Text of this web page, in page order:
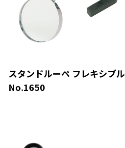
スタンドルーペ フレキシブル
No.1650